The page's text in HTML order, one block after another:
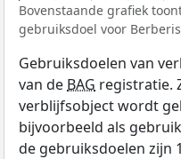
Bovenstaande grafiek
gebruiksdoel voor
Gebruiksdoelen van
van de BAG registratie.
verblijfsobject wordt
bijvoorbeeld als
de gebruiksdoelen zijn